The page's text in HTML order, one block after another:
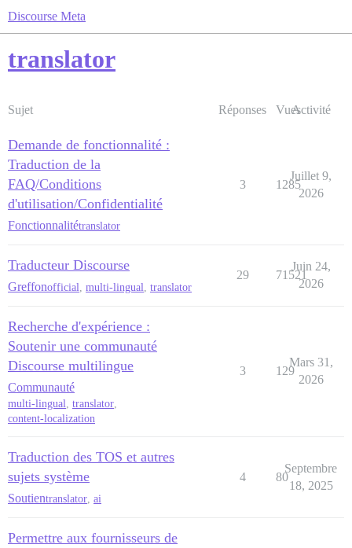
Discourse Meta
translator
Sujet Réponses VuesActivité
Demande de fonctionnalité :
Traduction de la
FAQ/Conditions
d'utilisation/Confidentialité
Fonctionnalitétranslator
3 1285
Juillet 9,
2026
Traducteur Discourse
Greffonofficial multi-lingual translator
29 71521
Juin 24,
2026
Recherche d'expérience :
Soutenir une communauté
Discourse multilingue
Communauté
multi-lingual, translator,
content-localization
3 129
Mars 31,
2026
Traduction des TOS et autres
sujets système
Soutientranslator ai
4 80
Septembre
18, 2025
Permettre aux fournisseurs de